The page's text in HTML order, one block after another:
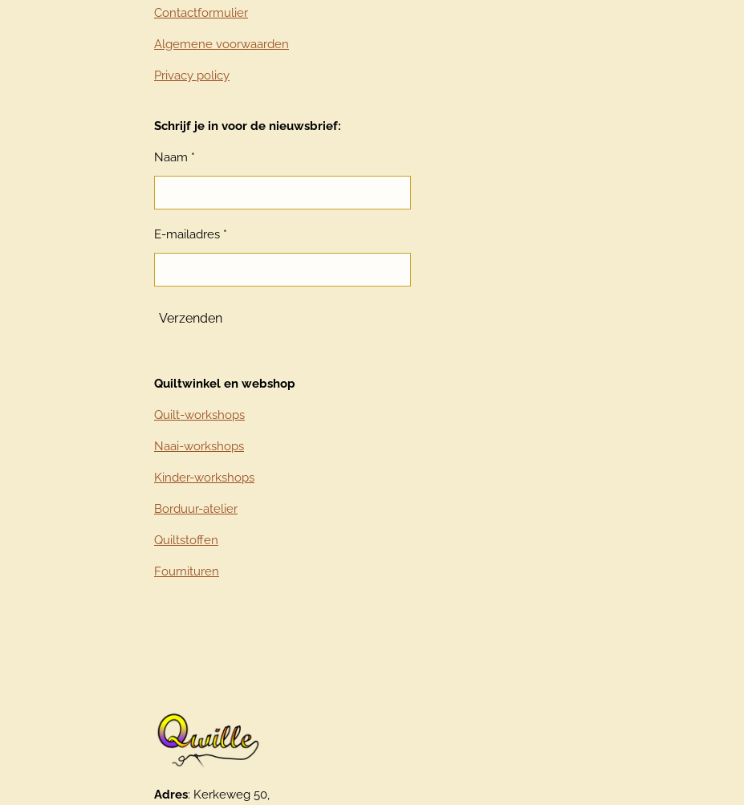
Contactformulier
Algemene voorwaarden
Privacy policy
Schrijf je in voor de nieuwsbrief:
Naam *
E-mailadres *
Verzenden
Quiltwinkel en webshop
Quilt-workshops
Naai-workshops
Kinder-workshops
Borduur-atelier
Quiltstoffen
Fournituren
Adres: Kerkeweg 50,